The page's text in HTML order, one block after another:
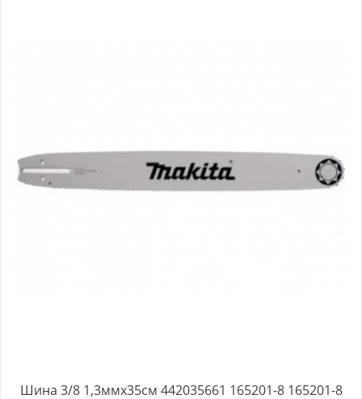
Шина 3/8 1,3ммх35см 442035661 165201-8 165201-8